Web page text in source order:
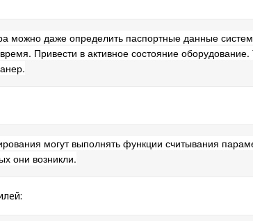
можно даже определить паспортные данные
Привести в активное состояние
могут выполнять функции считывания
они возникли.